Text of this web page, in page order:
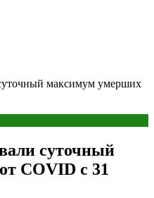
максимум умерших
суточный
COVID с 31